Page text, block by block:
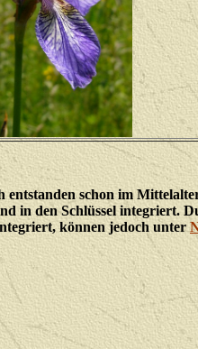
schon im
den Schlüssel integriert.
können jedoch unter